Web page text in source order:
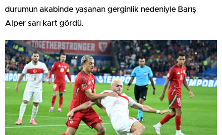
durumun akabinde yaşanan gerginlik nedeniyle Barış
Alper sarı kart gördü.